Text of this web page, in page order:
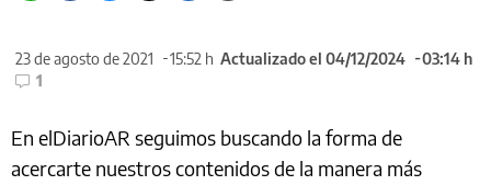
23 de agosto de 2021 15:52 h Actualizado el 04/12/2024
03:14 h
1
En elDiarioAR seguimos buscando la forma de
acercarte nuestros contenidos de la manera más